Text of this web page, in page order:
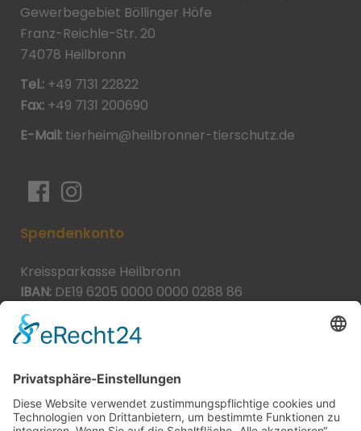
Gewerbegebiet Böllinger Höfe
Franz-Reichle-Str. 20
74078 Heilbronn
Tel.: +49 7131 22822
Fax: +49 7131 200690
E-Mail: tierheim@heilbronner-tierschutz.de
Spendenkonto
Kreissparkasse Heilbronn
IBAN: DE19 6205 0000 0000 0288 86
BIC:
Spende direkt via PayPal
JETZT SPENDEN